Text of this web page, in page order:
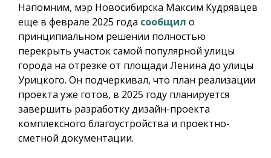
Напомним, мэр Новосибирска Максим Кудрявцев
еще в феврале 2025 года сообщил о
принципиальном решении полностью
перекрыть участок самой популярной улицы
города на отрезке от площади Ленина до улицы
Урицкого. Он подчеркивал, что план реализации
проекта уже готов, в 2025 году планируется
завершить разработку дизайн-проекта
комплексного благоустройства и проектно-
сметной документации.